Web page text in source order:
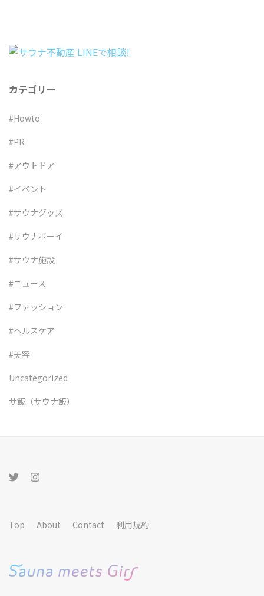
シ
ョ
カテゴリー
#Howto
#PR
#アウトドア
#イベント
#サウナグッズ
#サウナボーイ
#サウナ施設
#ニュース
#ファッション
#ヘルスケア
#美容
Uncategorized
サ飯（サウナ飯）
Top About Contact 利用規約